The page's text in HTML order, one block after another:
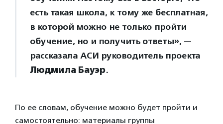
есть такая школа, к тому же бесплатная,
в которой можно не только пройти
обучение, но и получить ответы», —
рассказала АСИ руководитель проекта
Людмила Бауэр.
По ее словам, обучение можно будет пройти и
самостоятельно: материалы группы